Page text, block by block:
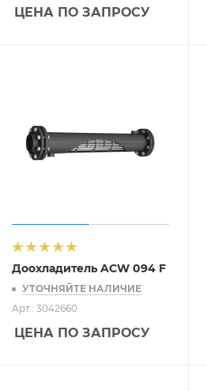
ЦЕНА ПО ЗАПРОСУ
Доохладитель ACW 094 F
УТОЧНЯЙТЕ НАЛИЧИЕ
Арт.: 3042660
ЦЕНА ПО ЗАПРОСУ